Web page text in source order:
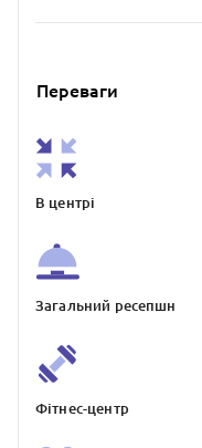
Переваги
В центрі
Загальний ресепшн
Фітнес-центр